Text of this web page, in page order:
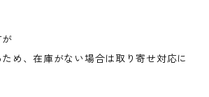
め、在庫がない場合は取り寄せ対応に